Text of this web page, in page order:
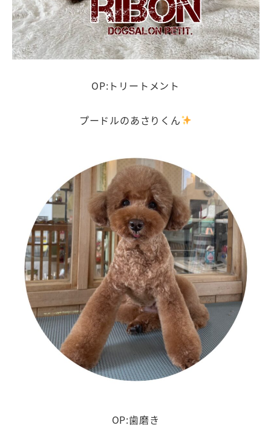
OP:トリートメント
プードルのあさりくん
OP:歯磨き